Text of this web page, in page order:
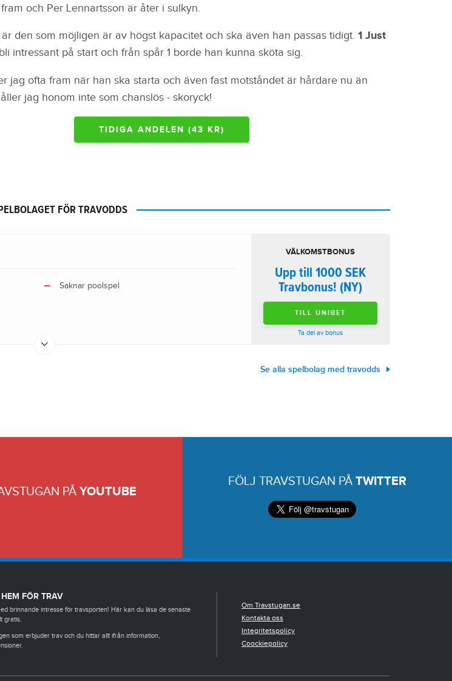
och Per Lennartsson är åter i sulkyn.
den som möjligen är av högst kapacitet och ska även han passas tidigt. 1 Just
intressant på start och från spår 1 borde han kunna sköta sig.
jag ofta fram när han ska starta och även fast motståndet är hårdare nu än
jag honom inte som chanslös - skoryck!
TIDIGA ANDELEN (43 KR)
FÖR TRAVODDS
Saknar poolspel
VÄLKOMSTBONUS
Upp till 1000 SEK
Travbonus! (NY)
TILL UNIBET
Ta del av bonus
Se alla spelbolag med travodds
PÅ YOUTUBE
FÖLJ TRAVSTUGAN PÅTWITTER
FÖR TRAV
brinnande intresse för travsporten! Här kan du läsa de senaste
gratis.
som erbjuder trav och du hittar allt ifrån information,
Om Travstugan.se
Kontakta oss
Integritetspolicy
Coockiepolicy